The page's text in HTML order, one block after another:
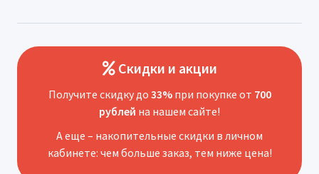
Скидки и акции
Получите скидку до 33%при покупке от 700
рублей на нашем сайте!
А еще – накопительные скидки в личном
кабинете: чем больше заказ, тем ниже цена!